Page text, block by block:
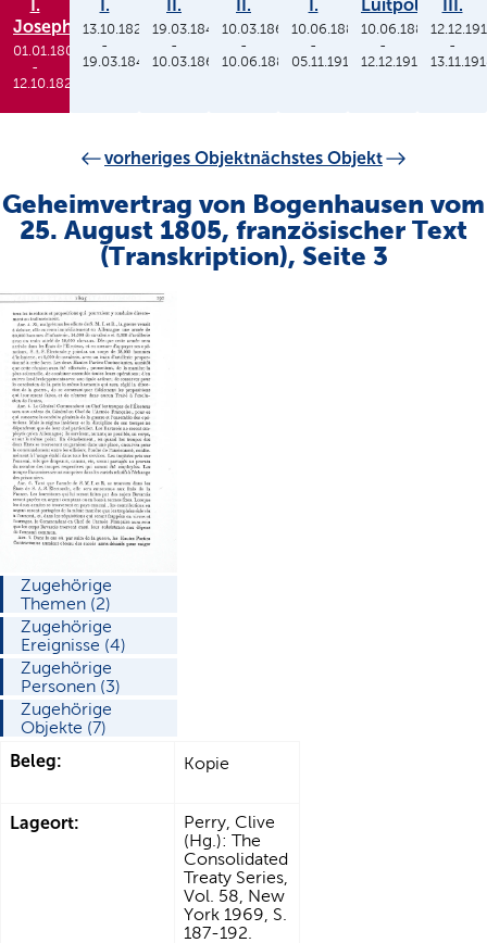
I.
Joseph
01.01.1806
-
12.10.1825
I.
13.10.1825
-
19.03.1848
II.
19.03.1848
-
10.03.1864
II.
10.03.1864
-
10.06.1886
I.
10.06.1886
-
05.11.1913
Luitpold
10.06.1886
-
12.12.1912
III.
-
vorheriges Objektnächstes Objekt
Geheimvertrag von Bogenhausen vom
25. August 1805, französischer Text
(Transkription), Seite 3
Zugehörige
Themen (2)
Zugehörige
Ereignisse (4)
Zugehörige
Personen (3)
Zugehörige
Objekte (7)
Beleg: Kopie
Lageort:
Perry, Clive
(Hg.): The
Consolidated
Treaty Series,
Vol. 58, New
York 1969, S.
187-192.